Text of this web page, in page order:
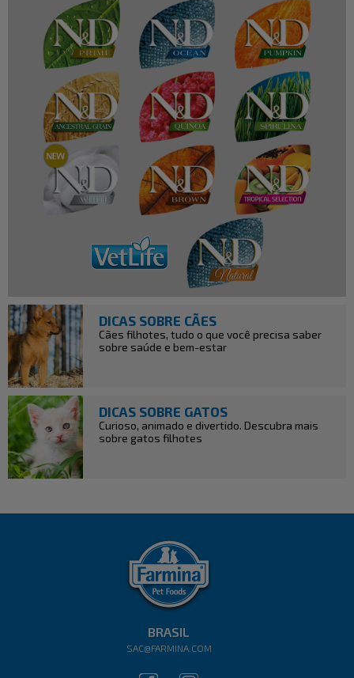
DICAS SOBRE CÃES
Cães filhotes, tudo o que você precisa saber
sobre saúde e bem-estar
DICAS SOBRE GATOS
Curioso, animado e divertido. Descubra mais
sobre gatos filhotes
BRASIL
SAC@FARMINA.COM